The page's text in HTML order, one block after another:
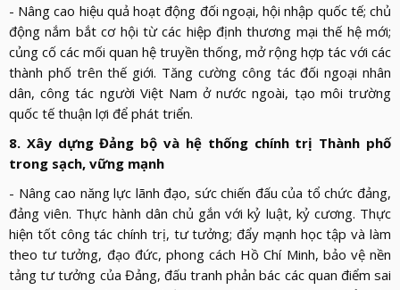
- Nâng cao hiệu quả hoạt động đối ngoại, hội nhập quốc tế; chủ
động nắm bắt cơ hội từ các hiệp định thương mại thế hệ mới;
củng cố các mối quan hệ truyền thống, mở rộng hợp tác với các
thành phố trên thế giới. Tăng cường công tác đối ngoại nhân
dân, công tác người Việt Nam ở nước ngoài, tạo môi trường
quốc tế thuận lợi để phát triển.
8. Xây dựng Đảng bộ và hệ thống chính trị Thành phố
trong sạch, vững mạnh
- Nâng cao năng lực lãnh đạo, sức chiến đấu của tổ chức đảng,
đảng viên. Thực hành dân chủ gắn với kỷ luật, kỷ cương. Thực
hiện tốt công tác chính trị, tư tưởng; đẩy mạnh học tập và làm
theo tư tưởng, đạo đức, phong cách Hồ Chí Minh, bảo vệ nền
tảng tư tưởng của Đảng, đấu tranh phản bác các quan điểm sai